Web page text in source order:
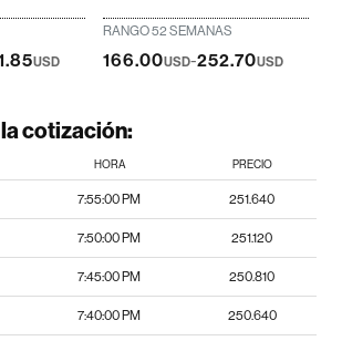
USD
RANGO 52 SEMANAS
166.00USD-252.70USD
cotización:
HORA PRECIO
7:55:00 PM 251.640
7:50:00 PM 251.120
7:45:00 PM 250.810
7:40:00 PM 250.640